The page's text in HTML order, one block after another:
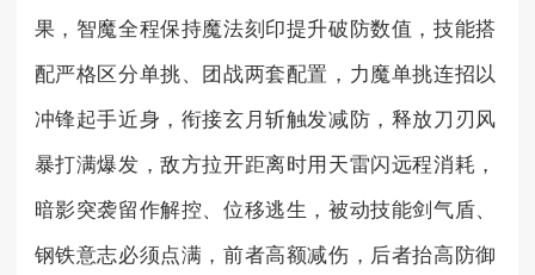
果，智魔全程保持魔法刻印提升破防数值，技能搭
配严格区分单挑、团战两套配置，力魔单挑连招以
冲锋起手近身，衔接玄月斩触发减防，释放刀刃风
暴打满爆发，敌方拉开距离时用天雷闪远程消耗，
暗影突袭留作解控、位移逃生，被动技能剑气盾、
钢铁意志必须点满，前者高额减伤，后者抬高防御